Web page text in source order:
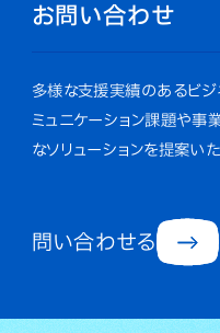
お問い合わせ
多様な支援実績のあるビジ
ミュニケーション課題や事
なソリューションを提案いた
問い合わせる